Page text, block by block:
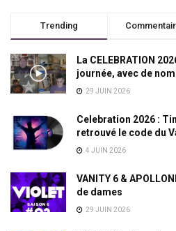
Trending
La CELEBRATION
journée, avec de
29 JUIN 2026
Celebration 2026 :
retrouvé le code du
4 JUIN 2026
VANITY 6 &
de dames
29 JUIN 2026